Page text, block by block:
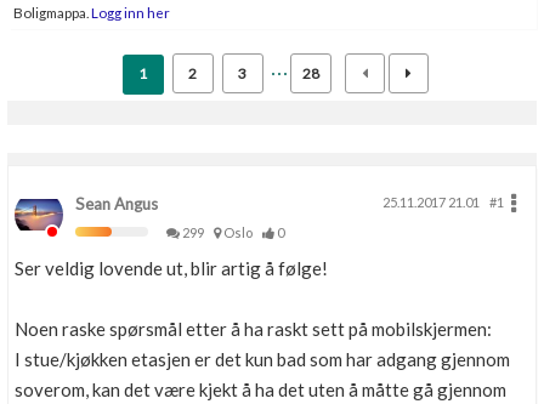
Boligmappa. Logg inn her
1 2 3 28
Sean Angus 25.11.2017 21.01
#1
299
Oslo 0
Ser veldig lovende ut, blir artig å følge!
Noen raske spørsmål etter å ha raskt sett på mobilskjermen:
I stue/kjøkken etasjen er det kun bad som har adgang gjennom
soverom, kan det være kjekt å ha det uten å måtte gå gjennom